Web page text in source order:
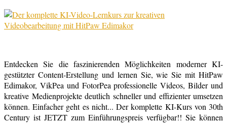
Entdecken Sie die faszinierenden Möglichkeiten moderner KI-
gestützter Content-Erstellung und lernen Sie, wie Sie mit HitPaw
Edimakor, VikPea und FotorPea professionelle Videos, Bilder und
kreative Medienprojekte deutlich schneller und effizienter umsetzen
können. Einfacher geht es nicht... Der komplette KI-Kurs von 30th
Century ist JETZT zum Einführungspreis verfügbar!! Sie können